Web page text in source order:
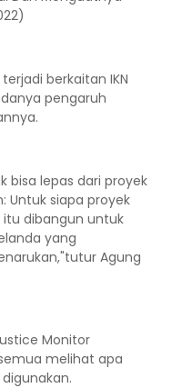
berkaitan IKN
pengaruh
bisa lepas dari proyek
Untuk siapa proyek
dibangun untuk
yang
Agung
Monitor
melihat apa